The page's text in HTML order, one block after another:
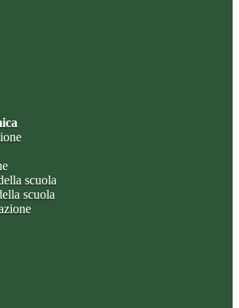
scuola
scuola